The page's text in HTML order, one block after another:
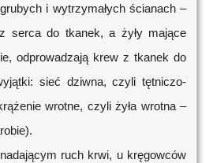
i wytrzymałych ścianach –
serca do tkanek, a żyły mające
odprowadzają krew z tkanek do
sieć dziwna, czyli tętniczo-
wrotne, czyli żyła wrotna –
ruch krwi, u kręgowców